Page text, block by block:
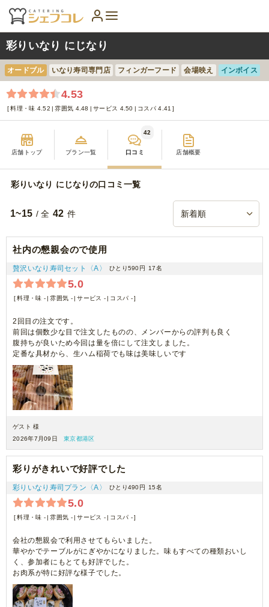
彩りいなり にじなり
オードブル いなり寿司専門店 フィンガーフード 会場映え インボイス
4.53
料理・味 4.52 雰囲気 4.48 サービス 4.50 コスパ 4.41
店舗トップ プラン一覧 口コミ
42
店舗概要
彩りいなり にじなりの口コミ一覧
1~15 / 全 42 件
社内の懇親会ので使用
贅沢いなり寿司セット〈A〉 ひとり590円 17名
5.0
料理・味 - 雰囲気 - サービス - コスパ -
2回目の注文です。
前回は個数少な目で注文したものの、メンバーからの評判も良く
腹持ちが良いため今回は量を倍にして注文しました。
定番な具材から、生ハム稲荷でも味は美味しいです
ゲスト 様
2026年7月09日
東京都港区
彩りがきれいで好評でした
彩りいなり寿司プラン〈A〉 ひとり490円 15名
5.0
料理・味 - 雰囲気 - サービス - コスパ -
会社の懇親会で利用させてもらいました。
華やかでテーブルがにぎやかになりました。味もすべての種類おいし
く、参加者にもとても好評でした。
お肉系が特に好評な様子でした。